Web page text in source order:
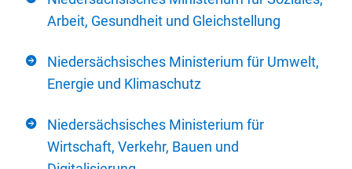
Arbeit, Gesundheit und Gleichstellung
Niedersächsisches Ministerium für Umwelt,
Energie und Klimaschutz
Niedersächsisches Ministerium für
Wirtschaft, Verkehr, Bauen und